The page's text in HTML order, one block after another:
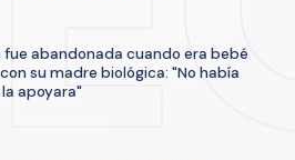
fue abandonada cuando era bebé
su madre biológica: "No había
apoyara"